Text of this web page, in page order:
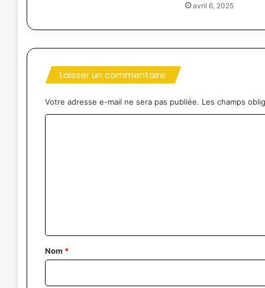
avril 6, 2025
Laisser un commentaire
Votre adresse e-mail ne sera pas publiée. Les champs
a
i
r
Nom *